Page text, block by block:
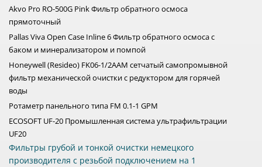
Akvo Pro RO-500G Pink Фильтр обратного осмоса
прямоточный
Pallas Viva Open Case Inline 6 Фильтр обратного осмоса с
баком и минерализатором и помпой
Honeywell (Resideo) FK06-1/2AAM сетчатый самопромывной
фильтр механической очистки с редуктором для горячей
воды
Ротаметр панельного типа FM 0.1-1 GPM
ECOSOFT UF-20 Промышленная система ультрафильтрации
UF20
Фильтры грубой и тонкой очистки немецкого
производителя с резьбой подключением на 1